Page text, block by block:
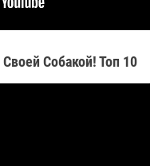
Собакой! Топ 10